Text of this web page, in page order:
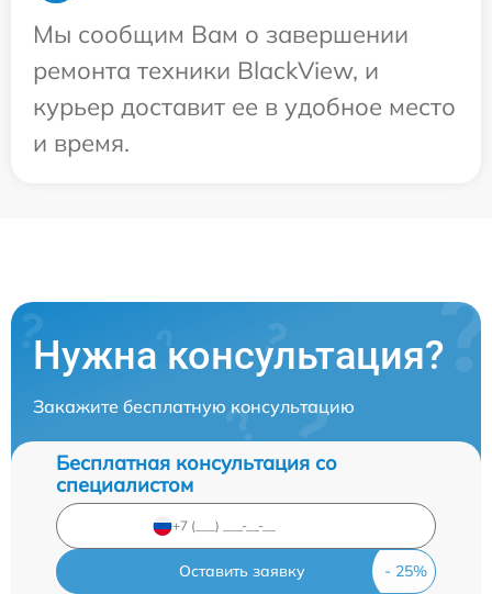
Мы сообщим Вам о завершении
ремонта техники BlackView, и
курьер доставит ее в удобное место
и время.
Нужна консультация?
Закажите бесплатную консультацию
Бесплатная консультация со
специалистом
Оставить заявку